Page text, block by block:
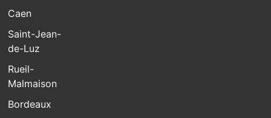
Caen
Saint-Jean-
de-Luz
Rueil-
Malmaison
Bordeaux